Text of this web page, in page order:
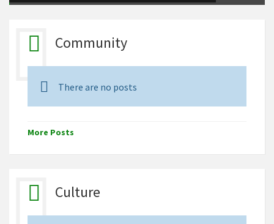
Community
There are no posts
More Posts
Culture